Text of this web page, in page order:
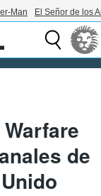
Man El Señor de los
de